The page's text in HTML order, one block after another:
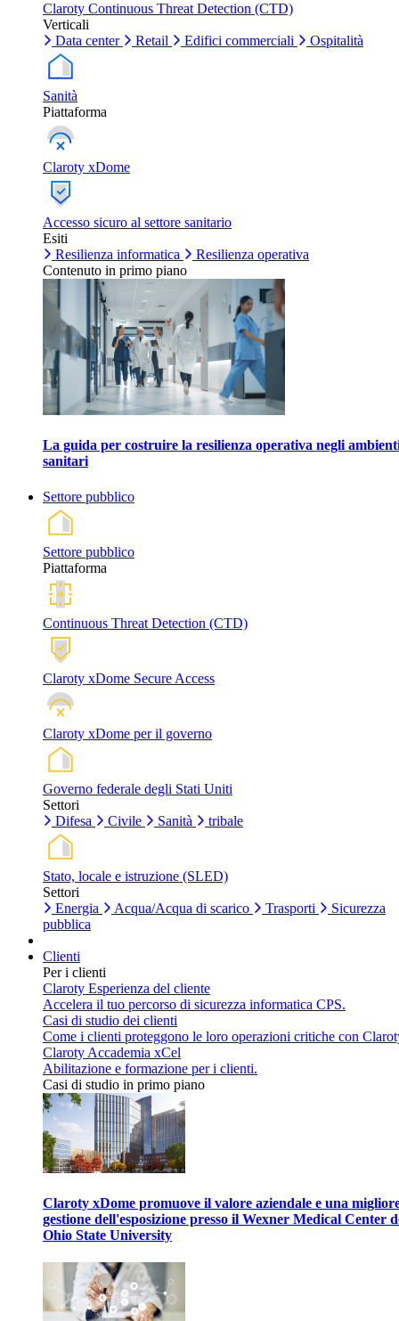
Claroty Continuous Threat Detection (CTD)
Verticali
Data center
Retail Edifici commerciali Ospitalità
Sanità
Piattaforma
Claroty xDome
Accesso sicuro al settore sanitario
Esiti
Resilienza informatica
Resilienza operativa
Contenuto in primo piano
La guida per costruire la resilienza operativa negli
sanitari
Settore pubblico
Settore pubblico
Piattaforma
Continuous Threat Detection (CTD)
Claroty xDome Secure Access
Claroty xDome per il governo
Governo federale degli Stati Uniti
Settori
Difesa
Civile Sanità tribale
Stato, locale e istruzione (SLED)
Settori
Energia
Acqua/Acqua di scarico Trasporti
Sicurezza
pubblica
Clienti
Per i clienti
Claroty Esperienza del cliente
Accelera il tuo percorso di sicurezza informatica CPS.
Casi di studio dei clienti
Come i clienti proteggono le loro operazioni critiche con
Claroty Accademia xCel
Abilitazione e formazione per i clienti.
Casi di studio in primo piano
Claroty xDome promuove il valore aziendale e una
gestione dell'esposizione presso il Wexner Medical Center
Ohio State University